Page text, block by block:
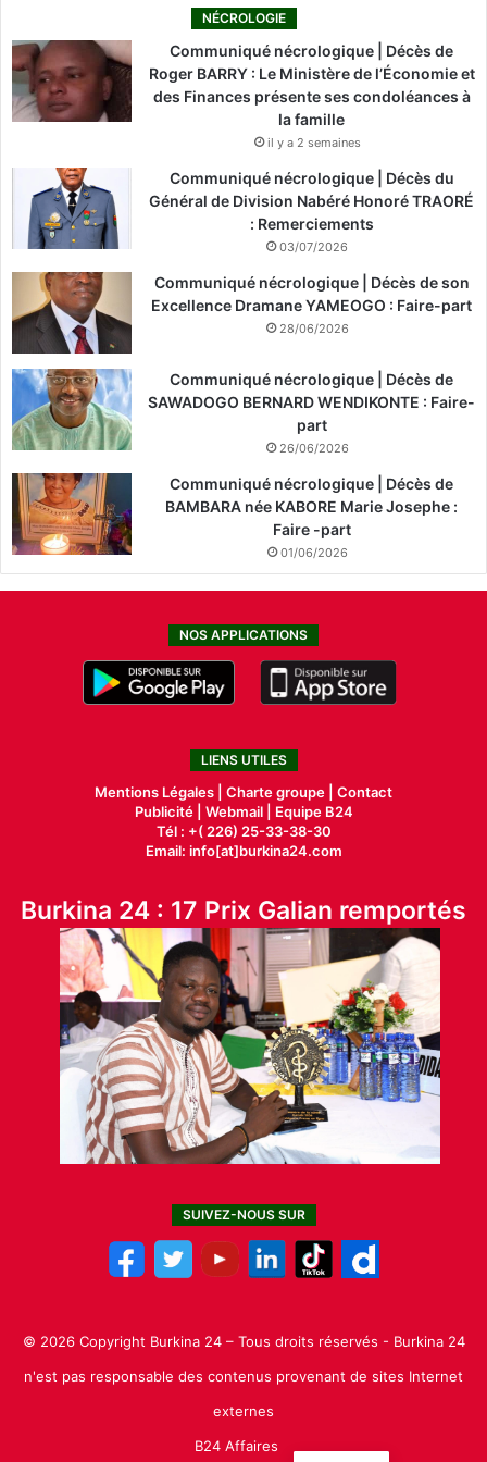
NÉCROLOGIE
Communiqué nécrologique | Décès de
Roger BARRY : Le Ministère de l’Économie et
des Finances présente ses condoléances à
la famille
il y a 2 semaines
Communiqué nécrologique | Décès du
Général de Division Nabéré Honoré TRAORÉ
: Remerciements
03/07/2026
Communiqué nécrologique | Décès de son
Excellence Dramane YAMEOGO : Faire-part
28/06/2026
Communiqué nécrologique | Décès de
SAWADOGO BERNARD WENDIKONTE : Faire-
part
26/06/2026
Communiqué nécrologique | Décès de
BAMBARA née KABORE Marie Josephe :
Faire -part
01/06/2026
NOS APPLICATIONS
LIENS UTILES
Mentions Légales | Charte groupe | Contact
Publicité| Webmail |
Equipe B24
Tél : +( 226) 25-33-38-30
Email: info[at]burkina24.com
Burkina 24 : 17 Prix Galian remportés
SUIVEZ-NOUS SUR
© 2026 Copyright Burkina 24 – Tous droits réservés - Burkina 24
n'est pas responsable des contenus provenant de sites Internet
externes
B24 Affaires